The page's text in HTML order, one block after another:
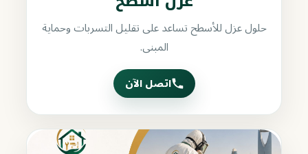
حلول عزل للأسطح تساعد على تقليل التسربات وحماية
المبنى.
اتصل الآن